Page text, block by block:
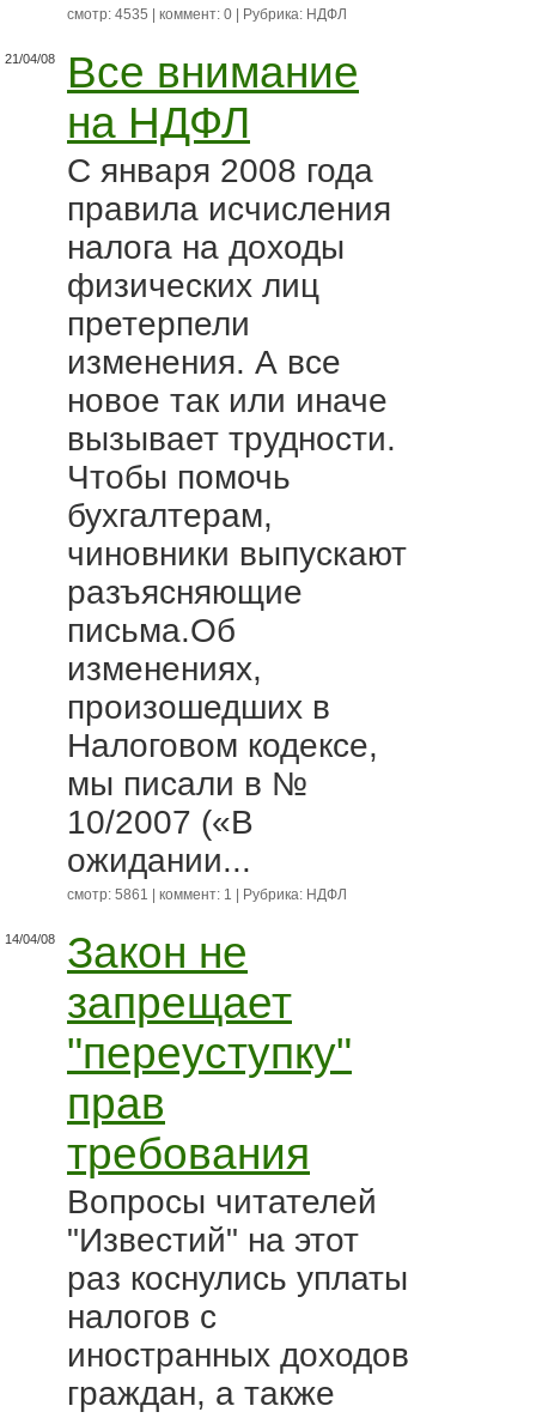
смотр: 4535 | коммент: 0 | Рубрика: НДФЛ
21/04/08
Все внимание
на НДФЛ
С января 2008 года
правила исчисления
налога на доходы
физических лиц
претерпели
изменения. А все
новое так или иначе
вызывает трудности.
Чтобы помочь
бухгалтерам,
чиновники выпускают
разъясняющие
письма.Об
изменениях,
произошедших в
Налоговом кодексе,
мы писали в №
10/2007 («В
ожидании...
смотр: 5861 | коммент: 1 | Рубрика: НДФЛ
14/04/08
Закон не
запрещает
"переуступку"
прав
требования
Вопросы читателей
"Известий" на этот
раз коснулись уплаты
налогов с
иностранных доходов
граждан, а также